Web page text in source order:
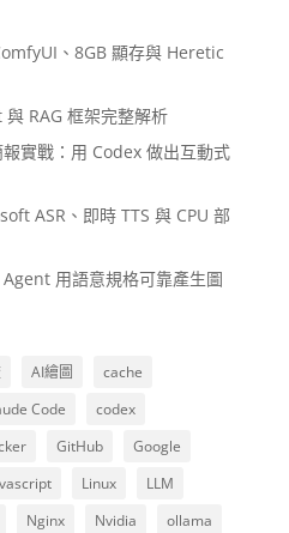
、8GB 顯存與 Heretic
RAG 框架完整解析
實戰：用 Codex 做出互動式
ASR、即時 TTS 與 CPU 部
用語意規格可靠產生圖
AI繪圖
cache
Code
codex
GitHub
Google
Linux
LLM
Nginx Nvidia
ollama